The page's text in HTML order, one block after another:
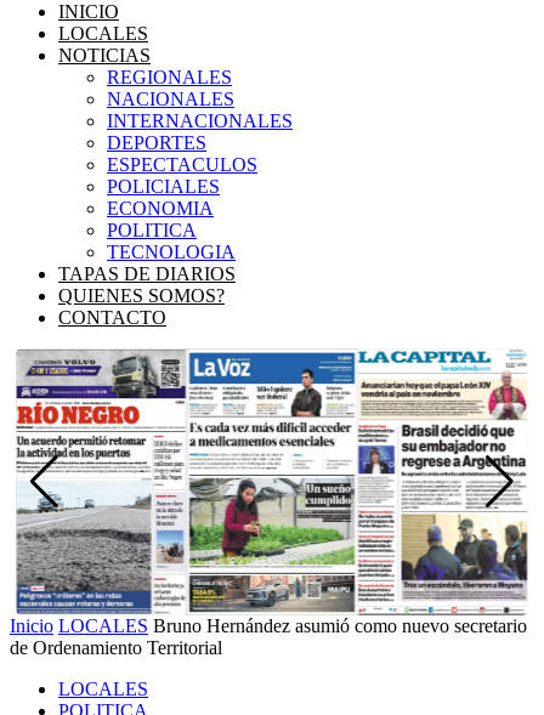
INICIO
LOCALES
NOTICIAS
REGIONALES
NACIONALES
INTERNACIONALES
DEPORTES
ESPECTACULOS
POLICIALES
ECONOMIA
POLITICA
TECNOLOGIA
TAPAS DE DIARIOS
QUIENES SOMOS?
CONTACTO
Inicio LOCALES Bruno Hernández asumió como nuevo secretario
de Ordenamiento Territorial
LOCALES
POLITICA